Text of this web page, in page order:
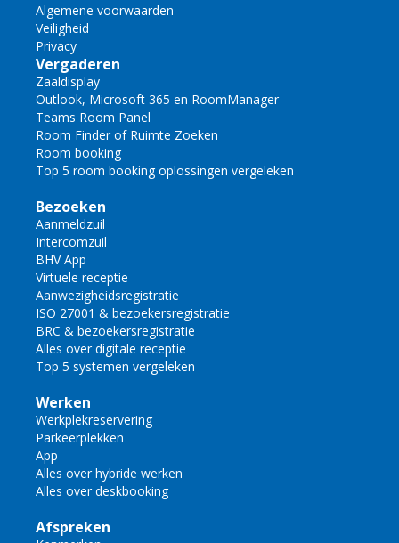
Algemene voorwaarden
Veiligheid
Privacy
Vergaderen
Zaaldisplay
Outlook, Microsoft 365 en RoomManager
Teams Room Panel
Room Finder of Ruimte Zoeken
Room booking
Top 5 room booking oplossingen vergeleken
Bezoeken
Aanmeldzuil
Intercomzuil
BHV App
Virtuele receptie
Aanwezigheidsregistratie
ISO 27001 & bezoekersregistratie
BRC & bezoekersregistratie
Alles over digitale receptie
Top 5 systemen vergeleken
Werken
Werkplekreservering
Parkeerplekken
App
Alles over hybride werken
Alles over deskbooking
Afspreken